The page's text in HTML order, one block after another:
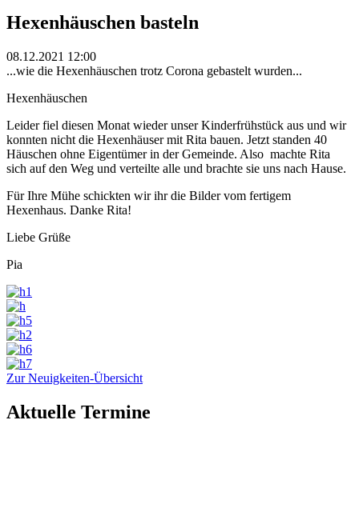
Hexenhäuschen basteln
08.12.2021 12:00
...wie die Hexenhäuschen trotz Corona gebastelt wurden...
Hexenhäuschen
Leider fiel diesen Monat wieder unser Kinderfrühstück aus und wir
konnten nicht die Hexenhäuser mit Rita bauen. Jetzt standen 40
Häuschen ohne Eigentümer in der Gemeinde. Also machte Rita
sich auf den Weg und verteilte alle und brachte sie uns nach Hause.
Für Ihre Mühe schickten wir ihr die Bilder vom fertigem
Hexenhaus. Danke Rita!
Liebe Grüße
Pia
Zur Neuigkeiten-Übersicht
Aktuelle Termine